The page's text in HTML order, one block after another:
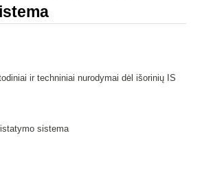
ir techniniai nurodymai dėl išorinių IS
sistema